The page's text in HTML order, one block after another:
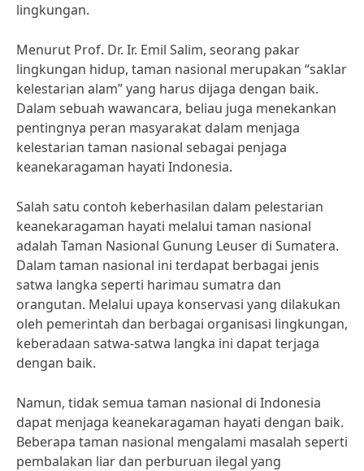
lingkungan.
Menurut Prof. Dr. Ir. Emil Salim, seorang pakar
lingkungan hidup, taman nasional merupakan “saklar
kelestarian alam” yang harus dijaga dengan baik.
Dalam sebuah wawancara, beliau juga menekankan
pentingnya peran masyarakat dalam menjaga
kelestarian taman nasional sebagai penjaga
keanekaragaman hayati Indonesia.
Salah satu contoh keberhasilan dalam pelestarian
keanekaragaman hayati melalui taman nasional
adalah Taman Nasional Gunung Leuser di Sumatera.
Dalam taman nasional ini terdapat berbagai jenis
satwa langka seperti harimau sumatra dan
orangutan. Melalui upaya konservasi yang dilakukan
oleh pemerintah dan berbagai organisasi lingkungan,
keberadaan satwa-satwa langka ini dapat terjaga
dengan baik.
Namun, tidak semua taman nasional di Indonesia
dapat menjaga keanekaragaman hayati dengan baik.
Beberapa taman nasional mengalami masalah seperti
pembalakan liar dan perburuan ilegal yang